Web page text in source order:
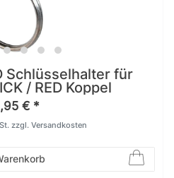
Schlüsselhalter für
/ RED Koppel
€ *
zzgl. Versandkosten